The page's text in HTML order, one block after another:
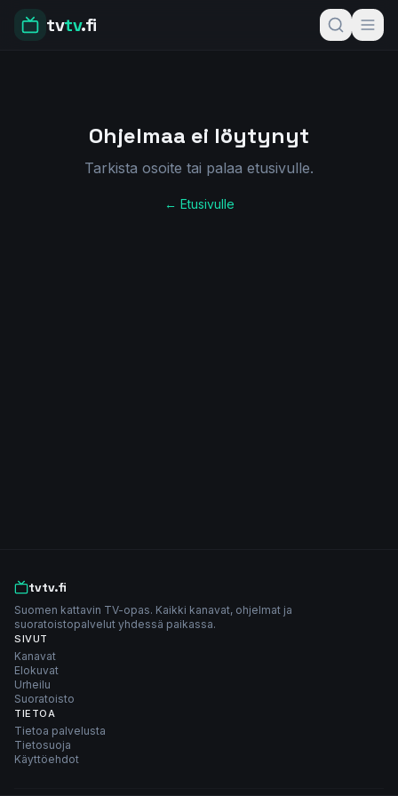
tvtv.fi
Ohjelmaa ei löytynyt
Tarkista osoite tai palaa etusivulle.
← Etusivulle
tvtv.fi
Suomen kattavin TV-opas. Kaikki kanavat, ohjelmat ja
suoratoistopalvelut yhdessä paikassa.
SIVUT
Kanavat
Elokuvat
Urheilu
Suoratoisto
TIETOA
Tietoa palvelusta
Tietosuoja
Käyttöehdot